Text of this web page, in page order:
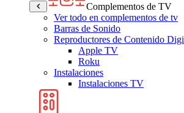
Complementos de TV
Ver todo en complementos de tv
Barras de Sonido
Reproductores de Contenido
Apple TV
Roku
Instalaciones
Instalaciones TV